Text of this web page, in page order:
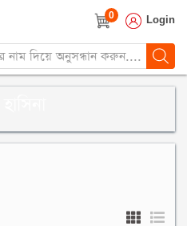
0 Login